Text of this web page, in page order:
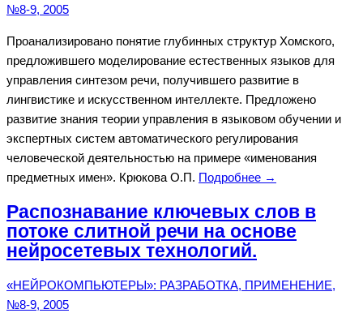
№8-9, 2005
Проанализировано понятие глубинных структур Хомского,
предложившего моделирование естественных языков для
управления синтезом речи, получившего развитие в
лингвистике и искусственном интеллекте. Предложено
развитие знания теории управления в языковом обучении и
экспертных систем автоматического регулирования
человеческой деятельностью на примере «именования
предметных имен». Крюкова О.П. Подробнее →
Распознавание ключевых слов в
потоке слитной речи на основе
нейросетевых технологий.
«НЕЙРОКОМПЬЮТЕРЫ»: РАЗРАБОТКА, ПРИМЕНЕНИЕ,
№8-9, 2005